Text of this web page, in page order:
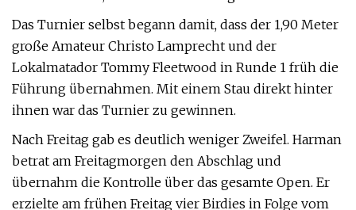
Das Turnier selbst begann damit, dass der 1,90 Meter
große Amateur Christo Lamprecht und der
Lokalmatador Tommy Fleetwood in Runde 1 früh die
Führung übernahmen. Mit einem Stau direkt hinter
ihnen war das Turnier zu gewinnen.
Nach Freitag gab es deutlich weniger Zweifel. Harman
betrat am Freitagmorgen den Abschlag und
übernahm die Kontrolle über das gesamte Open. Er
erzielte am frühen Freitag vier Birdies in Folge vom